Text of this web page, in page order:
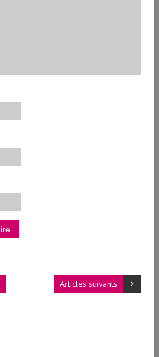
Articles suivants